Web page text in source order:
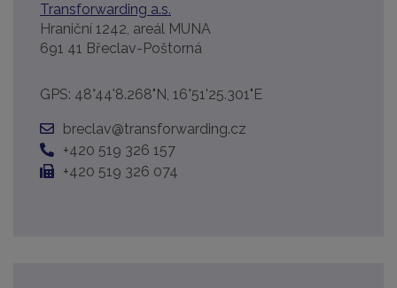
Transforwarding a.s.
Hraniční 1242, areál MUNA
691 41 Břeclav-Poštorná
GPS: 48°44'8.268"N, 16°51'25.301"E
breclav@transforwarding.cz
+420 519 326 157
+420 519 326 074